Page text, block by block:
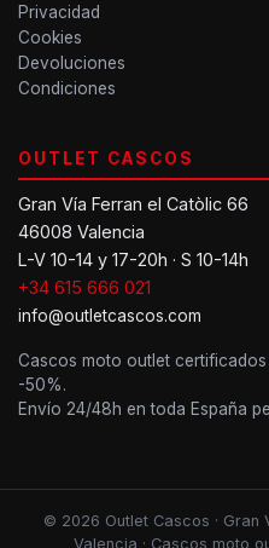
Privacidad
Cookies
Devoluciones
Condiciones
OUTLET CASCOS
Gran Vía Ferran el Catòlic 66
46008 Valencia
L-V 10-14 y 17-20h · S 10-14h
+34 615 666 021
info@outletcascos.com
Cascos moto outlet
-50%.
Envío 24/48h en toda España
© 2026 Outlet Cascos · Gran
Valencia · Cascos moto